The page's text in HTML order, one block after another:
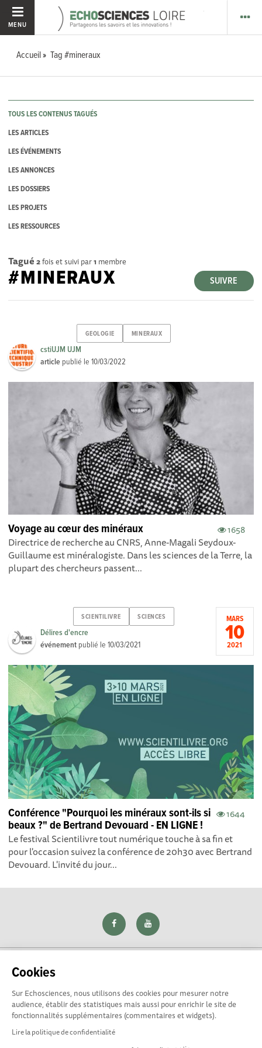
Cookies
Sur Echosciences, nous utilisons des cookies pour mesurer notre
audience, établir des statistiques mais aussi pour enrichir le site de
fonctionnalités supplémentaires (commentaires et widgets).
Lire la politique de confidentialité
MENU
Accueil Tag #mineraux
TOUS LES CONTENUS TAGUÉS
LES ARTICLES
LES ÉVÉNEMENTS
LES ANNONCES
LES DOSSIERS
LES PROJETS
LES RESSOURCES
Tagué 2fois et suivi par1 membre
SUIVRE
#MINERAUX
GEOLOGIE MINERAUX
cstiUJM UJM
article publié le10/03/2022
1658
Voyage au cœur des minéraux
Directrice de recherche au CNRS, Anne-Magali Seydoux-
Guillaume est minéralogiste. Dans les sciences de la Terre, la
plupart des chercheurs passent...
SCIENTILIVRE SCIENCES
Délires d'encre
événement publié le10/03/2021
MARS
10
2021
1644
Conférence "Pourquoi les minéraux sont-ils si
beaux ?" de Bertrand Devouard - EN LIGNE !
Le festival Scientilivre tout numérique touche à sa fin et
pour l'occasion suivez la conférence de 20h30 avec Bertrand
Devouard. L'invité du jour...
Explorer, s’exprimer, rentrer en contact : Echosciences Loire
est le réseau social des amateurs de sciences et de
technologies du territoire. Propulsé parLa Rotonde